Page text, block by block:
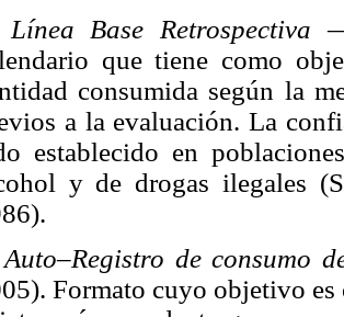
Base Retrospectiva
que tiene como
consumida según la
a la evaluación. La
establecido en
y de drogas ilegales
de consumo
Formato cuyo objetivo